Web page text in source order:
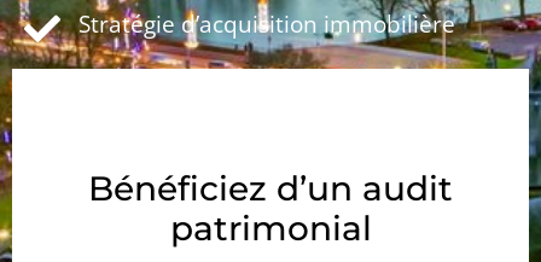
Stratégie d’acquisition immobilière
Bénéficiez d’un audit
patrimonial